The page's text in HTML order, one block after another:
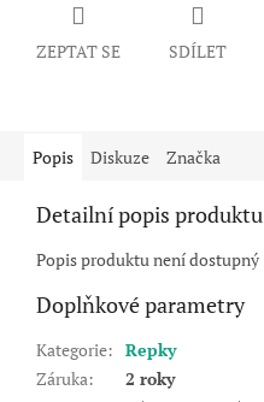
ZEPTAT SE SDÍLET
Popis Diskuze Značka
Detailní popis produktu
Popis produktu není dostupný
Doplňkové parametry
Kategorie: Repky
Záruka:
2 roky